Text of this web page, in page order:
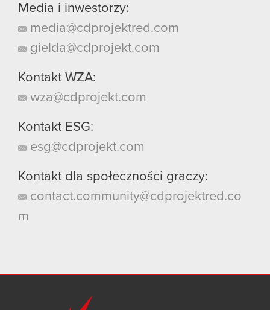
Media i inwestorzy:
media@cdprojektred.com
gielda@cdprojekt.com
Kontakt WZA:
wza@cdprojekt.com
Kontakt ESG:
esg@cdprojekt.com
Kontakt dla społeczności graczy:
contact.community@cdprojektred.co
m